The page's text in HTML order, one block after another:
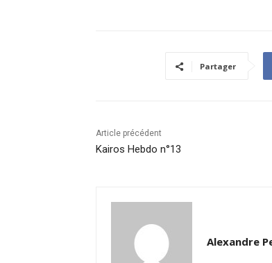
Partager
Article précédent
Kairos Hebdo n°13
Alexandre